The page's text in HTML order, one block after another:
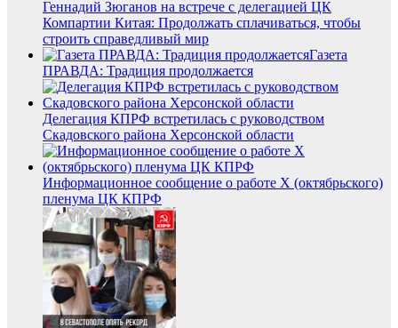
Геннадий Зюганов на встрече с делегацией ЦК
Компартии Китая: Продолжать сплачиваться, чтобы
строить справедливый мир
Газета
ПРАВДА: Традиция продолжается
Делегация КПРФ встретилась с руководством
Скадовского района Херсонской области
Информационное сообщение о работе Х (октябрьского)
пленума ЦК КПРФ